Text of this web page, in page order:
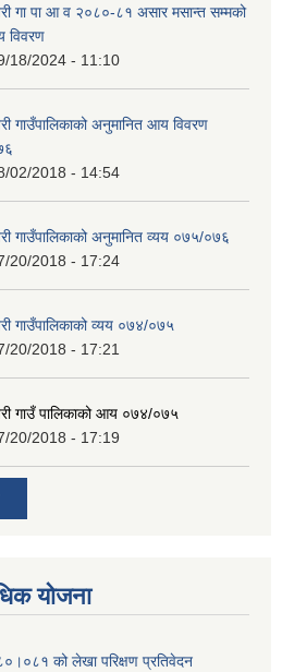
गा पा आ व २०८०-८१ असार मसान्त सम्मको
विवरण
18/2024 - 11:10
गाउँपालिकाको अनुमानित आय विवरण
02/2018 - 14:54
गाउँपालिकाको अनुमानित व्यय ०७५/०७६
20/2018 - 17:24
गाउँपालिकाको व्यय ०७४/०७५
20/2018 - 17:21
गाउँ पालिकाको आय ०७४/०७५
20/2018 - 17:19
योजना
को लेखा परिक्षण प्रतिवेदन